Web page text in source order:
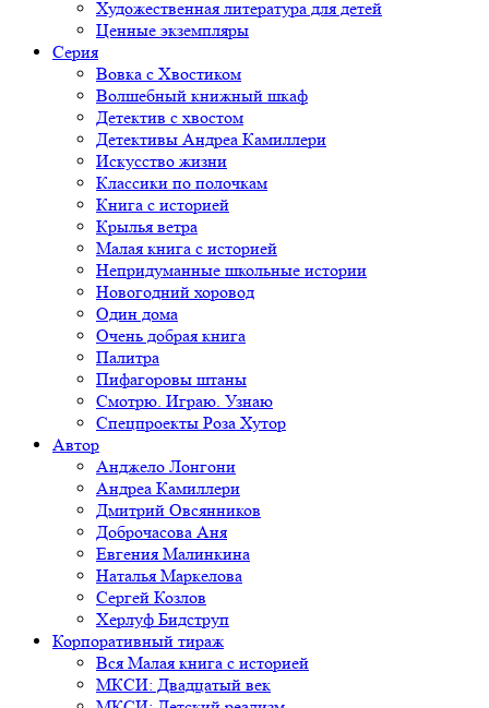
Художественная литература для детей
Ценные экземпляры
Серия
Вовка с Хвостиком
Волшебный книжный шкаф
Детектив с хвостом
Детективы Андреа Камиллери
Искусство жизни
Классики по полочкам
Книга с историей
Крылья ветра
Малая книга с историей
Непридуманные школьные истории
Новогодний хоровод
Один дома
Очень добрая книга
Палитра
Пифагоровы штаны
Смотрю. Играю. Узнаю
Спецпроекты Роза Хутор
Автор
Анджело Лонгони
Андреа Камиллери
Дмитрий Овсянников
Доброчасова Аня
Евгения Малинкина
Наталья Маркелова
Сергей Козлов
Херлуф Бидструп
Корпоративный тираж
Вся Малая книга с историей
МКСИ: Двадцатый век